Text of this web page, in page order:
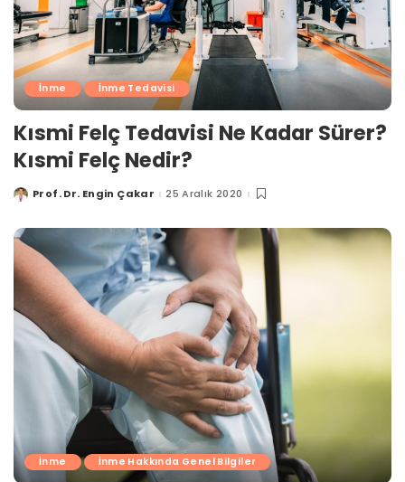
İnme İnme Tedavisi
Kısmi Felç Tedavisi Ne Kadar Sürer?
Kısmi Felç Nedir?
PostedProf. Dr. Engin Çakar 25 Aralık 2020
İnme İnme Hakkında Genel Bilgiler